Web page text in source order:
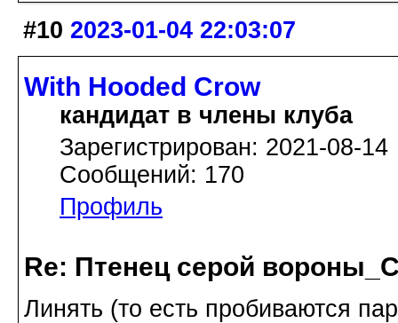
#10 2023-01-04 22:03:07
With Hooded Crow
кандидат в члены клуба
Зарегистрирован: 2021-08-14
Сообщений: 170
Профиль
Re: Птенец серой
Линять (то есть пробиваются